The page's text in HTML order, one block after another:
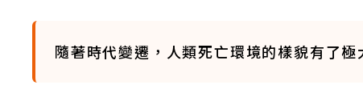
隨著時代變遷，人類死亡環境的樣貌有了極